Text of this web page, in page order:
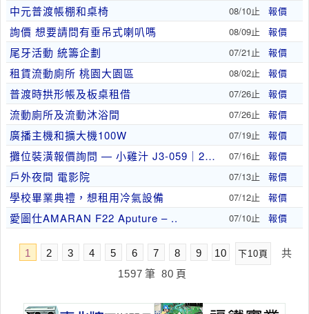
中元普渡帳棚和桌椅 08/10止 報價
詢價 想要請問有垂吊式喇叭嗎 08/09止 報價
尾牙活動 統籌企劃 07/21止 報價
租賃流動廁所 桃園大園區 08/02止 報價
普渡時拱形帳及板桌租借 07/26止 報價
流動廁所及流動沐浴間 07/26止 報價
廣播主機和擴大機100W 07/19止 報價
攤位裝潢報價詢問 — 小雞汁 J3-059｜20.. 07/16止 報價
戶外夜間 電影院 07/13止 報價
學校畢業典禮，想租用冷氣設備 07/12止 報價
愛圖仕AMARAN F22 Aputure – .. 07/10止 報價
1 2 3 4 5 6 7 8 9 10 下10頁
共
1597 筆 80 頁